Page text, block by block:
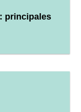
principales